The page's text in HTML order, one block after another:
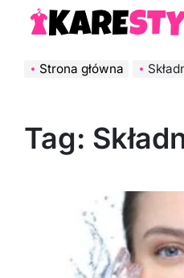
Strona główna
Tag: